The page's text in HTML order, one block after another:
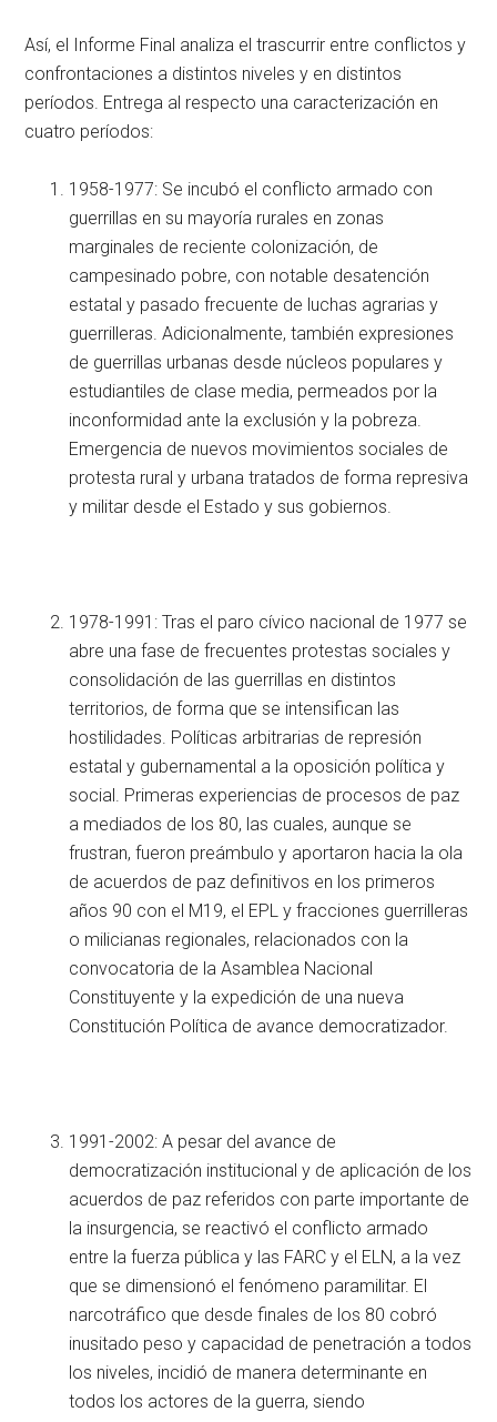
Así, el Informe Final analiza el trascurrir entre conflictos y
confrontaciones a distintos niveles y en distintos
períodos. Entrega al respecto una caracterización en
cuatro períodos:
1958-1977: Se incubó el conflicto armado con
guerrillas en su mayoría rurales en zonas
marginales de reciente colonización, de
campesinado pobre, con notable desatención
estatal y pasado frecuente de luchas agrarias y
guerrilleras. Adicionalmente, también expresiones
de guerrillas urbanas desde núcleos populares y
estudiantiles de clase media, permeados por la
inconformidad ante la exclusión y la pobreza.
Emergencia de nuevos movimientos sociales de
protesta rural y urbana tratados de forma represiva
y militar desde el Estado y sus gobiernos.
1978-1991: Tras el paro cívico nacional de 1977 se
abre una fase de frecuentes protestas sociales y
consolidación de las guerrillas en distintos
territorios, de forma que se intensifican las
hostilidades. Políticas arbitrarias de represión
estatal y gubernamental a la oposición política y
social. Primeras experiencias de procesos de paz
a mediados de los 80, las cuales, aunque se
frustran, fueron preámbulo y aportaron hacia la ola
de acuerdos de paz definitivos en los primeros
años 90 con el M19, el EPL y fracciones guerrilleras
o milicianas regionales, relacionados con la
convocatoria de la Asamblea Nacional
Constituyente y la expedición de una nueva
Constitución Política de avance democratizador.
1991-2002: A pesar del avance de
democratización institucional y de aplicación de los
acuerdos de paz referidos con parte importante de
la insurgencia, se reactivó el conflicto armado
entre la fuerza pública y las FARC y el ELN, a la vez
que se dimensionó el fenómeno paramilitar. El
narcotráfico que desde finales de los 80 cobró
inusitado peso y capacidad de penetración a todos
los niveles, incidió de manera determinante en
todos los actores de la guerra, siendo